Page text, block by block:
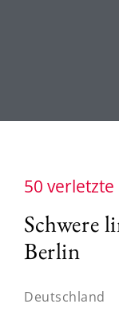
50
Schwere
Berlin
Deutschland